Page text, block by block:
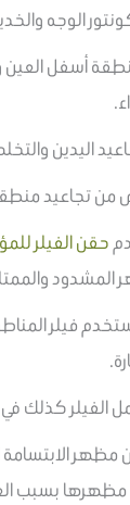
الوجه
أسفل العين
اليدين
من تجاعيد
حقن الفيلر
المشدود
فيلر
الفيلر كذلك في
الابتسامة
بسبب